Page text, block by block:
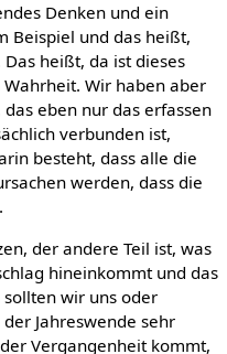
Denken und ein
Beispiel und das heißt,
heißt, da ist dieses
Wir haben aber
eben nur das erfassen
verbunden ist,
besteht, dass alle die
werden, dass die
der andere Teil ist, was
hineinkommt und das
wir uns oder
Jahreswende sehr
Vergangenheit kommt,